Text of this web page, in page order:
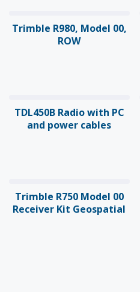
Trimble R980, Model 00,
ROW
TDL450B Radio with PC
and power cables
Trimble R750 Model 00
Receiver Kit Geospatial